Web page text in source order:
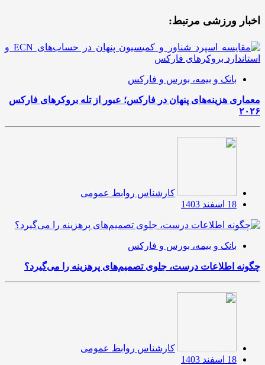
اخبار ورزشی مرتبط:
بانک و بیمه، بورس و فارکس
معماری هزینه‌های پنهان در فارکس؛ عبور از تله بروکرهای فارکس
۲۰۲۶
کارشناس روابط عمومی
18 اسفند 1403
بانک و بیمه، بورس و فارکس
چگونه اطلاعات درست، جلوی تصمیم‌های پرهزینه را می‌گیرد؟
کارشناس روابط عمومی
18 اسفند 1403